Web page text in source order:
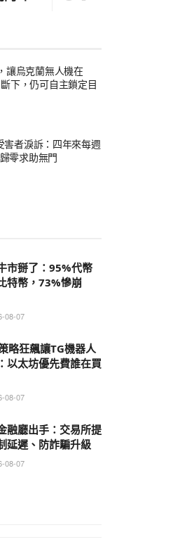
讓烏克蘭無人機在
下，仍可自主鎖定目
者淚訴：四年來每週
零求助無門
市掰了：95%代幣
特幣，73%慘崩
08-07
略狂飆讓TG機器人
以太坊優先費誰在買
08-07
融廳出手：交易所提
延遲、防詐騙升級
08-07